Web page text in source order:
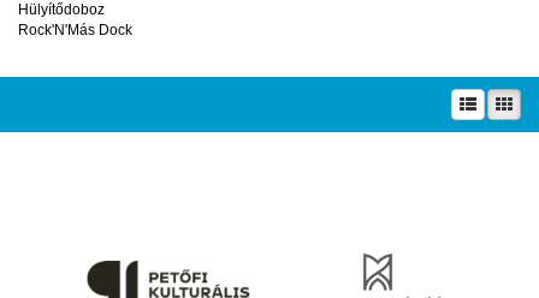
Hülyítődoboz
Rock'N'Más Dock